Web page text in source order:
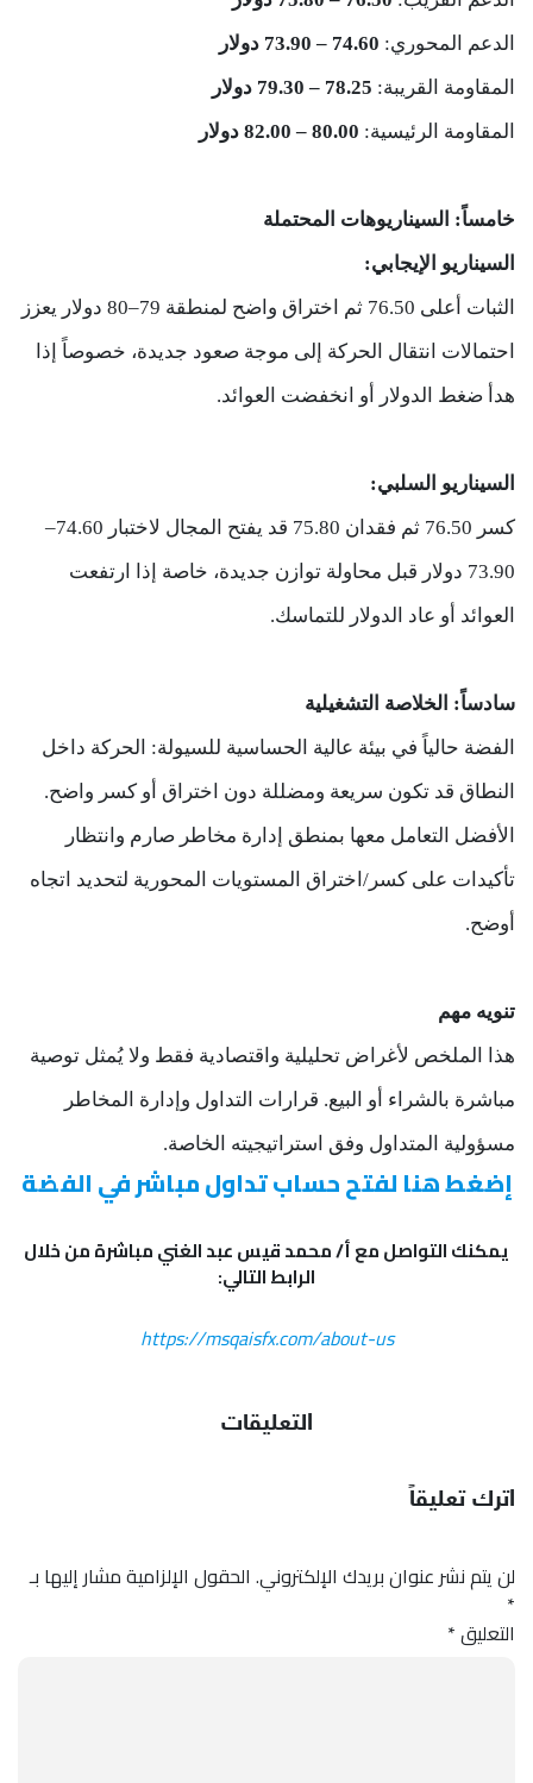
الدعم المحوري: 74.60 – 73.90 دولار
المقاومة القريبة: 78.25 – 79.30 دولار
المقاومة الرئيسية: 80.00 – 82.00 دولار
خامساً: السيناريوهات المحتملة
السيناريو الإيجابي:
الثبات أعلى 76.50 ثم اختراق واضح لمنطقة 79–80 دولار يعزز
احتمالات انتقال الحركة إلى موجة صعود جديدة، خصوصاً إذا
هدأ ضغط الدولار أو انخفضت العوائد.
السيناريو السلبي:
كسر 76.50 ثم فقدان 75.80 قد يفتح المجال لاختبار 74.60–
73.90 دولار قبل محاولة توازن جديدة، خاصة إذا ارتفعت
العوائد أو عاد الدولار للتماسك.
سادساً: الخلاصة التشغيلية
الفضة حالياً في بيئة عالية الحساسية للسيولة: الحركة داخل
النطاق قد تكون سريعة ومضللة دون اختراق أو كسر واضح.
الأفضل التعامل معها بمنطق إدارة مخاطر صارم وانتظار
تأكيدات على كسر/اختراق المستويات المحورية لتحديد اتجاه
أوضح.
تنويه مهم
هذا الملخص لأغراض تحليلية واقتصادية فقط ولا يُمثل توصية
مباشرة بالشراء أو البيع. قرارات التداول وإدارة المخاطر
مسؤولية المتداول وفق استراتيجيته الخاصة.
إضغط هنا لفتح حساب تداول مباشر في الفضة
يمكنك التواصل مع أ/ محمد قيس عبد الغني مباشرة من خلال
الرابط التالي:
https://msqaisfx.com/about-us
التعليقات
اترك تعليقاً
لن يتم نشر عنوان بريدك الإلكتروني. الحقول الإلزامية مشار إليها بـ
*
التعليق*